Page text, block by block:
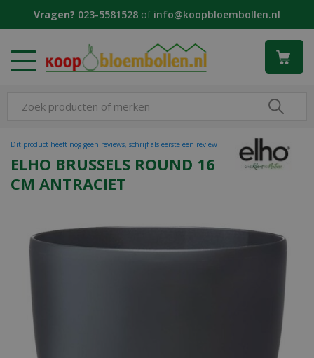
Vragen? 023-5581528 of info@koopbloembollen.nl
ELHO BRUSSELS ROUND 16
CM ANTRACIET
Dit product heeft nog geen reviews, schrijf als eerste een review